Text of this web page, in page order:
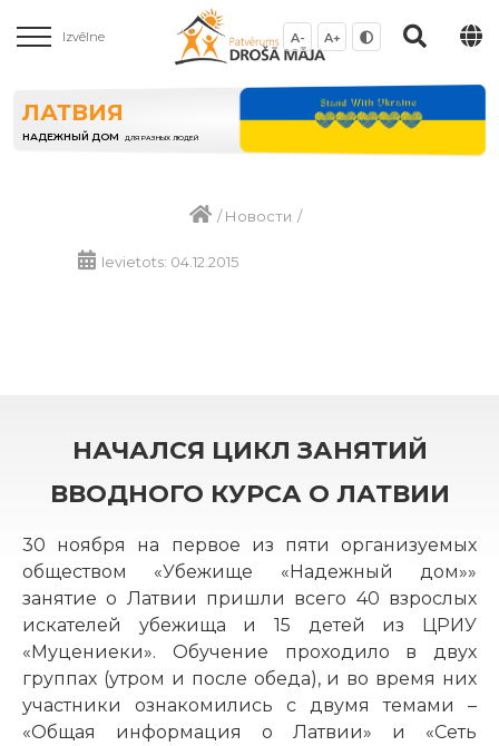
Izvēlne A- A+
ЛАТВИЯ
НАДЕЖНЫЙ ДОМ ДЛЯ РАЗНЫХ ЛЮДЕЙ
/Новости /
Ievietots: 04.12.2015
НАЧАЛСЯ ЦИКЛ ЗАНЯТИЙ
ВВОДНОГО КУРСА О ЛАТВИИ
30 ноября на первое из пяти организуемых
обществом «Убежище «Надежный дом»»
занятие о Латвии пришли всего 40 взрослых
искателей убежища и 15 детей из ЦРИУ
«Муцениеки». Обучение проходило в двух
группах (утром и после обеда), и во время них
участники ознакомились с двумя темами –
«Общая информация о Латвии» и «Сеть